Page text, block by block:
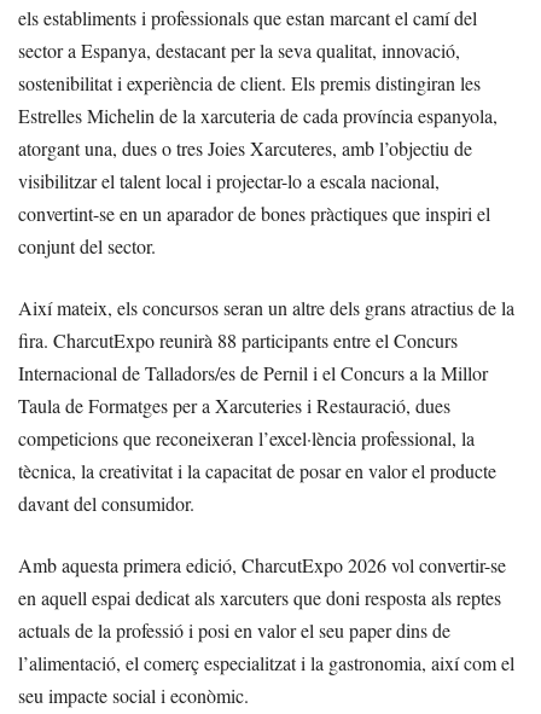
els establiments i professionals que estan marcant el camí del
sector a Espanya, destacant per la seva qualitat, innovació,
sostenibilitat i experiència de client. Els premis distingiran les
Estrelles Michelin de la xarcuteria de cada província espanyola,
atorgant una, dues o tres Joies Xarcuteres, amb l’objectiu de
visibilitzar el talent local i projectar-lo a escala nacional,
convertint-se en un aparador de bones pràctiques que inspiri el
conjunt del sector.
Així mateix, els concursos seran un altre dels grans atractius de la
fira. CharcutExpo reunirà 88 participants entre el Concurs
Internacional de Talladors/es de Pernil i el Concurs a la Millor
Taula de Formatges per a Xarcuteries i Restauració, dues
competicions que reconeixeran l’excel·lència professional, la
tècnica, la creativitat i la capacitat de posar en valor el producte
davant del consumidor.
Amb aquesta primera edició, CharcutExpo 2026 vol convertir-se
en aquell espai dedicat als xarcuters que doni resposta als reptes
actuals de la professió i posi en valor el seu paper dins de
l’alimentació, el comerç especialitzat i la gastronomia, així com el
seu impacte social i econòmic.